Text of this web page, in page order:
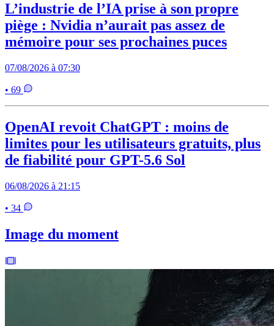
L’industrie de l’IA prise à son propre
piège : Nvidia n’aurait pas assez de
mémoire pour ses prochaines puces
07/08/2026 à 07:30
• 69
OpenAI revoit ChatGPT : moins de
limites pour les utilisateurs gratuits, plus
de fiabilité pour GPT-5.6 Sol
06/08/2026 à 21:15
• 34
Image du moment